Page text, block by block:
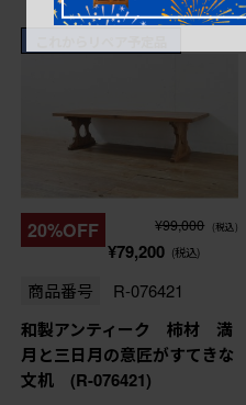
20%OFF ¥99,000 (税込)
¥79,200 (税込)
商品番号 R-076421
和製アンティーク 柿材 満
月と三日月の意匠がすてきな
文机 (R-076421)